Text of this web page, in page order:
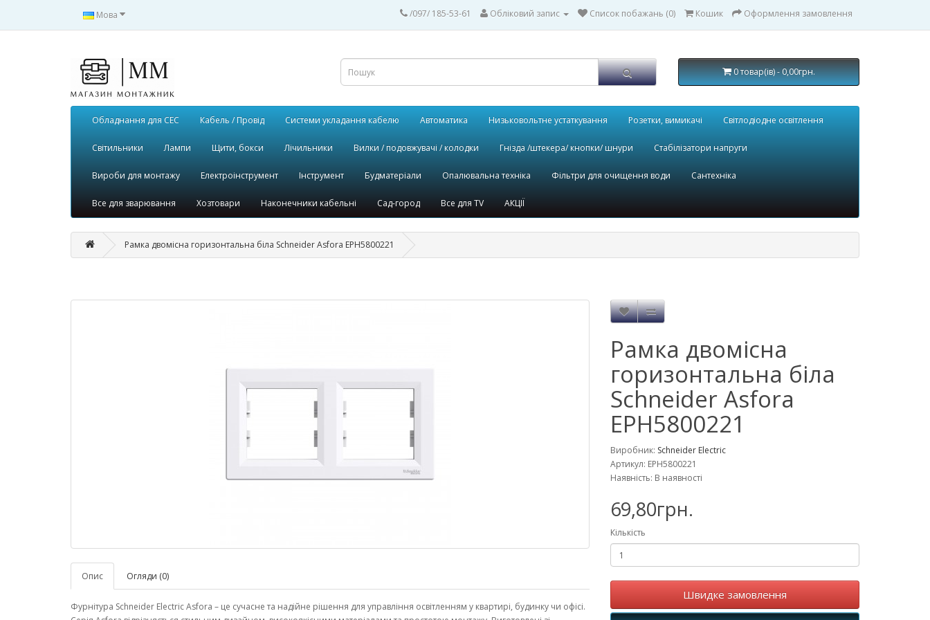
Мова /097/ 185-53-61 Обліковий запис Список побажань (0) Кошик Оформлення замовлення
0 товар(ів) - 0,00грн.
Обладнання для СЕС Кабель / Провід Системи укладання кабелю Автоматика Низьковольтне устаткування Розетки, вимикачі Світлодіодне освітлення
Світильники Лампи Щити, бокси Лічильники Вилки / подовжувачі / колодки Гнізда /штекера/ кнопки/ шнури Стабілізатори напруги
Вироби для монтажу Електроінструмент Інструмент Будматеріали Опалювальна техніка Фільтри для очищення води Сантехніка
Все для зварювання Хозтовари Наконечники кабельні Сад-город Все для TV АКЦІЇ
Рамка двомісна горизонтальна біла Schneider Asfora EPH5800221
Опис Огляди (0)
Фурнітура Schneider Electric Asfora – це сучасне та надійне рішення для управління освітленням у квартирі, будинку чи офісі.
Рамка двомісна
горизонтальна біла
Schneider Asfora
EPH5800221
Виробник: Schneider Electric
Артикул: EPH5800221
Наявність: В наявності
69,80грн.
Кількість
Швидке замовлення